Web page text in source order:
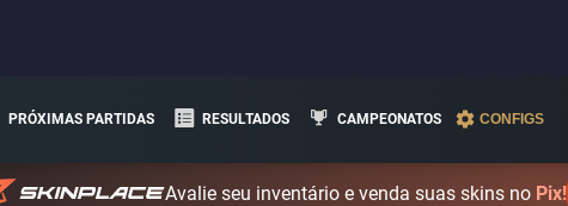
PRÓXIMAS PARTIDAS RESULTADOS CAMPEONATOS CONFIGS
Avalie seu inventário e venda suas skins no Pix!